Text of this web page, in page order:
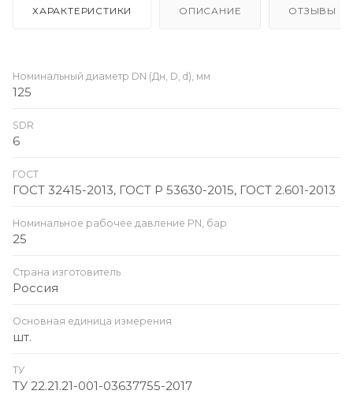
ХАРАКТЕРИСТИКИ ОПИСАНИЕ ОТЗЫВЫ
Номинальный диаметр DN (Дн, D, d), мм
125
SDR
6
ГОСТ
ГОСТ 32415-2013, ГОСТ Р 53630-2015, ГОСТ 2.601-2013
Номинальное рабочее давление PN, бар
25
Страна изготовитель
Россия
Основная единица измерения
шт.
ТУ
ТУ 22.21.21-001-03637755-2017